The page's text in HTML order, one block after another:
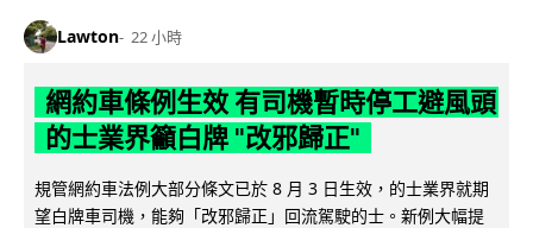
Lawton 22 小時
網約車條例生效 有司機暫時停工避風頭
的士業界籲白牌 "改邪歸正"
規管網約車法例大部分條文已於 8 月 3 日生效，的士業界就期
望白牌車司機，能夠「改邪歸正」回流駕駛的士。新例大幅提